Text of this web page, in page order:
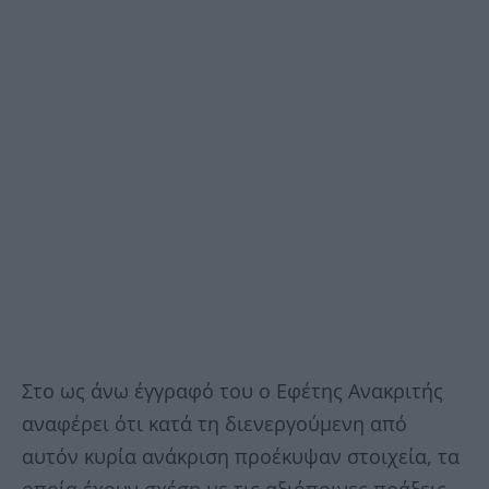
Στο ως άνω έγγραφό του ο Εφέτης Ανακριτής
αναφέρει ότι κατά τη διενεργούμενη από
αυτόν κυρία ανάκριση προέκυψαν στοιχεία, τα